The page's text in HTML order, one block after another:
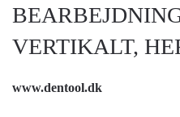
VERTIKALT,
www.dentool.dk